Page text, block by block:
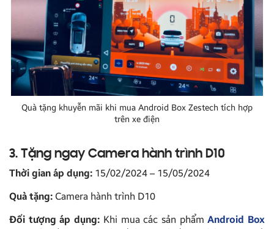
Quà tặng khuyễn mãi khi mua Android Box Zestech tích hợp
trên xe điện
3. Tặng ngay Camera hành trình D10
Thời gian áp dụng: 15/02/2024 – 15/05/2024
Quà tặng: Camera hành trình D10
Đối tượng áp dụng: Khi mua các sản phẩmAndroid Box